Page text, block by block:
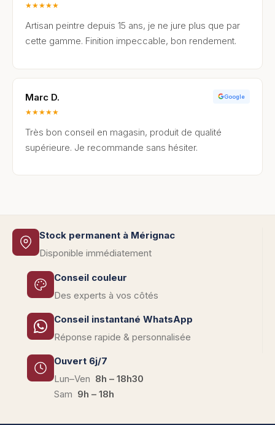
★★★★★
Artisan peintre depuis 15 ans, je ne jure plus que par
cette gamme. Finition impeccable, bon rendement.
Marc D.
★★★★★
Google
Très bon conseil en magasin, produit de qualité
supérieure. Je recommande sans hésiter.
Stock permanent à Mérignac
Disponible immédiatement
Conseil couleur
Des experts à vos côtés
Conseil instantané WhatsApp
Réponse rapide & personnalisée
Ouvert 6j/7
Lun–Ven 8h – 18h30
Sam 9h – 18h